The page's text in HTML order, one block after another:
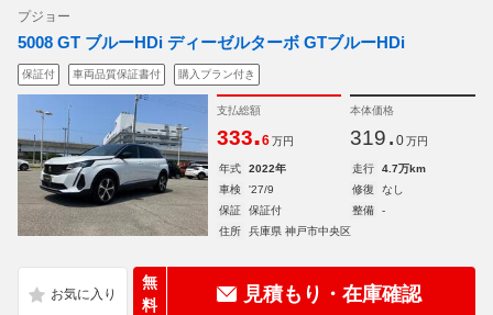
プジョー
5008 GT ブルーHDi ディーゼルターボ GTブルーHDi
保証付 車両品質保証書付 購入プラン付き
支払総額
333.6 万円
本体価格
319. 0 万円
年式 2022年 走行
4.7万km
車検
'27/9 修復
なし
保証
保証付 整備
-
住所
兵庫県 神戸市中央区
無
料
見積もり・在庫確認